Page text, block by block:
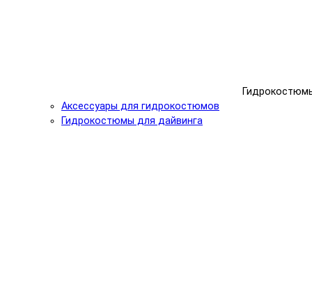
Аксессуары для гидрокостюмов
Гидрокостюмы для дайвинга